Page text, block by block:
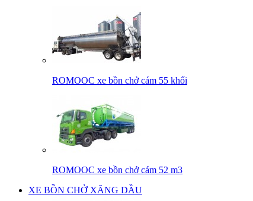
ROMOOC xe bồn chở cám 55 khối
ROMOOC xe bồn chở cám 52 m3
XE BỒN CHỞ XĂNG DẦU